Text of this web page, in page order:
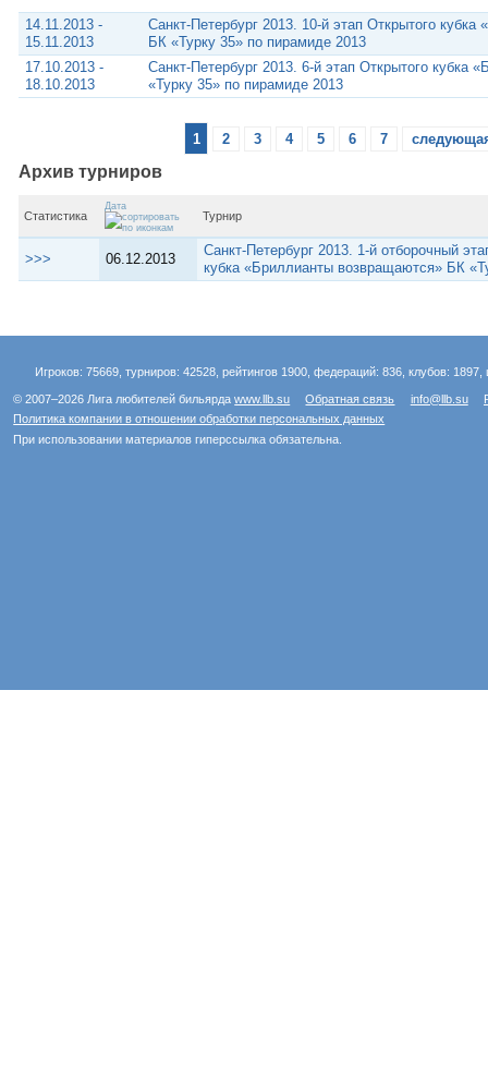
14.11.2013 -
15.11.2013
Санкт-Петербург 2013. 10-й этап Открытого
БК «Турку 35» по пирамиде 2013
17.10.2013 -
18.10.2013
Санкт-Петербург 2013. 6-й этап Открытого кубка
«Турку 35» по пирамиде 2013
1 2 3 4 5 6 7
Архив турниров
Статистика
Дата
Турнир
>>> 06.12.2013
Санкт-Петербург 2013. 1-й отборочный
кубка «Бриллианты возвращаются» БК
Игроков: 75669, турниров: 42528, рейтингов 1900, федераций: 836, клубов:
© 2007–2026 Лига любителей бильярдаwww.llb.su Обратная связь info@llb.su
Политика компании в отношении обработки персональных данных
При использовании материалов гиперссылка обязательна.